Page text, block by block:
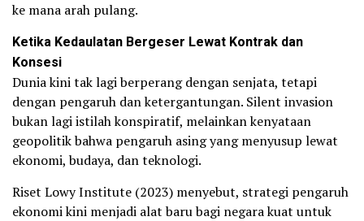
ke mana arah pulang.
Ketika Kedaulatan Bergeser Lewat Kontrak dan
Konsesi
Dunia kini tak lagi berperang dengan senjata, tetapi
dengan pengaruh dan ketergantungan. Silent invasion
bukan lagi istilah konspiratif, melainkan kenyataan
geopolitik bahwa pengaruh asing yang menyusup lewat
ekonomi, budaya, dan teknologi.
Riset Lowy Institute (2023) menyebut, strategi pengaruh
ekonomi kini menjadi alat baru bagi negara kuat untuk